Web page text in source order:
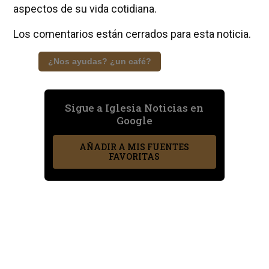
aspectos de su vida cotidiana.
Los comentarios están cerrados para esta noticia.
¿Nos ayudas? ¿un café?
Sigue a Iglesia Noticias en
Google
AÑADIR A MIS FUENTES
FAVORITAS